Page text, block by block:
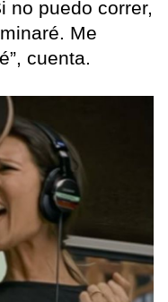
no puedo correr,
Me
cuenta.